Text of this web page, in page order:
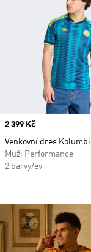
fanoušky
Price
2 399 Kč
Venkovní dres
Muži Performance
2 barvy/ev